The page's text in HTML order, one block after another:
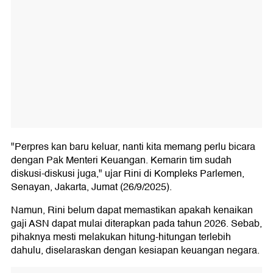
"Perpres kan baru keluar, nanti kita memang perlu bicara
dengan Pak Menteri Keuangan. Kemarin tim sudah
diskusi-diskusi juga," ujar Rini di Kompleks Parlemen,
Senayan, Jakarta, Jumat (26/9/2025).
Namun, Rini belum dapat memastikan apakah kenaikan
gaji ASN dapat mulai diterapkan pada tahun 2026. Sebab,
pihaknya mesti melakukan hitung-hitungan terlebih
dahulu, diselaraskan dengan kesiapan keuangan negara.